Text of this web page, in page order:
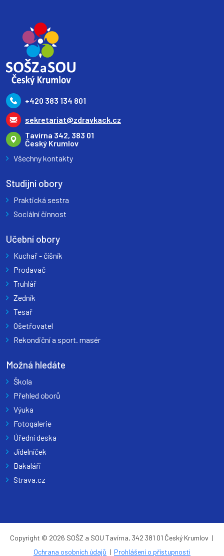
+420 383 134 801
sekretariat@zdravkack.cz
Tavírna 342, 383 01
Český Krumlov
Všechny kontakty
Studijní obory
Praktická sestra
Sociální činnost
Učební obory
Kuchař - číšník
Prodavač
Truhlář
Zedník
Tesař
Ošetřovatel
Rekondiční a sport. masér
Možná hledáte
Škola
Přehled oborů
Výuka
Fotogalerie
Úřední deska
Jídelníček
Bakaláři
Strava.cz
Copyright © 2026 SOŠZ a SOU Tavírna, 342 381 01 Český Krumlov |
Ochrana osobních údajů | Prohlášení o přístupnosti